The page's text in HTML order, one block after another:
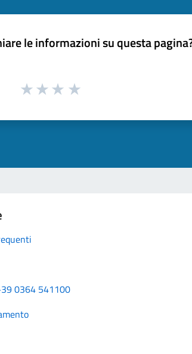
le informazioni su questa
0364 541100